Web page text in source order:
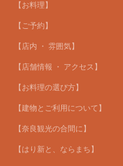
【お料理】
【ご予約】
【店内 ・ 雰囲気】
【店舗情報 ・ アクセス】
【お料理の選び方】
【建物とご利用について】
【奈良観光の合間に】
【はり新と、ならまち】